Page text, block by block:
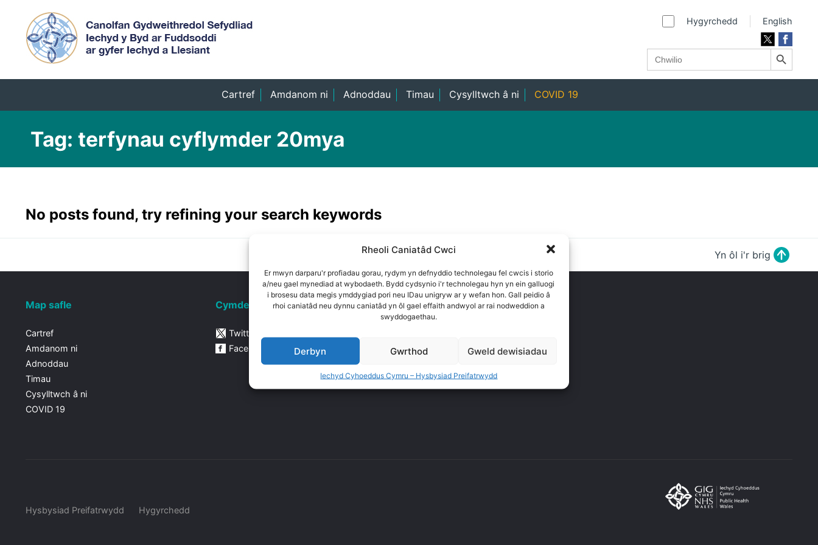
Rheoli Caniatâd Cwci
Er mwyn darparu'r profiadau gorau, rydym yn defnyddio technolegau fel cwcis i storio
a/neu gael mynediad at wybodaeth. Bydd cydsynio i'r technolegau hyn yn ein galluogi
i brosesu data megis ymddygiad pori neu IDau unigryw ar y wefan hon. Gall peidio â
rhoi caniatâd neu dynnu caniatâd yn ôl gael effaith andwyol ar rai nodweddion a
swyddogaethau.
Derbyn Gwrthod Gweld dewisiadau
Iechyd Cyhoeddus Cymru – Hysbysiad Preifatrwydd
Hygyrchedd English
Search
for:
Search Button
Cartref Amdanom ni Adnoddau Timau Cysylltwch â ni COVID 19
Tag: terfynau cyflymder 20mya
No posts found, try refining your search keywords
Yn ôl i'r brig
Map safle
Cartref
Amdanom ni
Adnoddau
Timau
Cysylltwch â ni
COVID 19
Cymdeithasol
Twitter
Facebook
Tanysgrifio yma
Hysbysiad Preifatrwydd Hygyrchedd